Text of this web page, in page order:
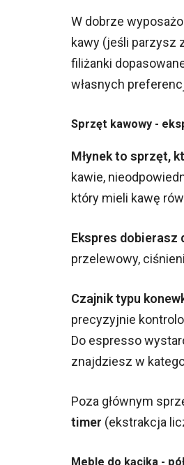
W dobrze
kawy (jeśli parzysz
filiżanki
własnych
Sprzęt kawowy -
Młynek to sprzęt,
kawie,
który mieli kawę
Ekspres dobierasz
przelewowy,
Czajnik typu
precyzyjnie
Do espresso
znajdziesz w
Poza głównym
timer (ekstrakcja
Meble do kącika -